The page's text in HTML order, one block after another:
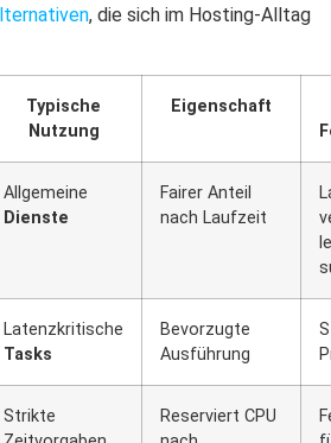
, die sich im Hosting-Alltag
Typische
Nutzung
Eigenschaft
Allgemeine
Dienste
Fairer Anteil
nach Laufzeit
Latenzkritische
Tasks
Bevorzugte
Ausführung
Strikte
Reserviert CPU